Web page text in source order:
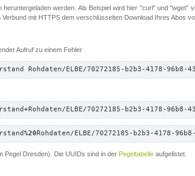
werden. Als Beispiel wird hier "curl" und "wget"
mit HTTPS dem verschlüsselten Download Ihres Abos
Aufruf zu einem Fehler
Rohdaten/ELBE/70272185-b2b3-4178-96b8-
+Rohdaten/ELBE/70272185-b2b3-4178-
%20Rohdaten/ELBE/70272185-b2b3-4178-
Pegel Dresden). Die UUIDs sind in der Pegeltabelle aufgelistet.